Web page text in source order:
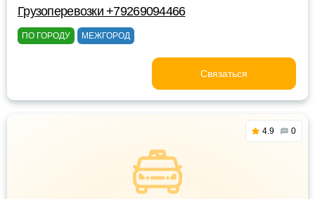
Грузоперевозки +79269094466
ПО ГОРОДУ МЕЖГОРОД
Связаться
4.9 0